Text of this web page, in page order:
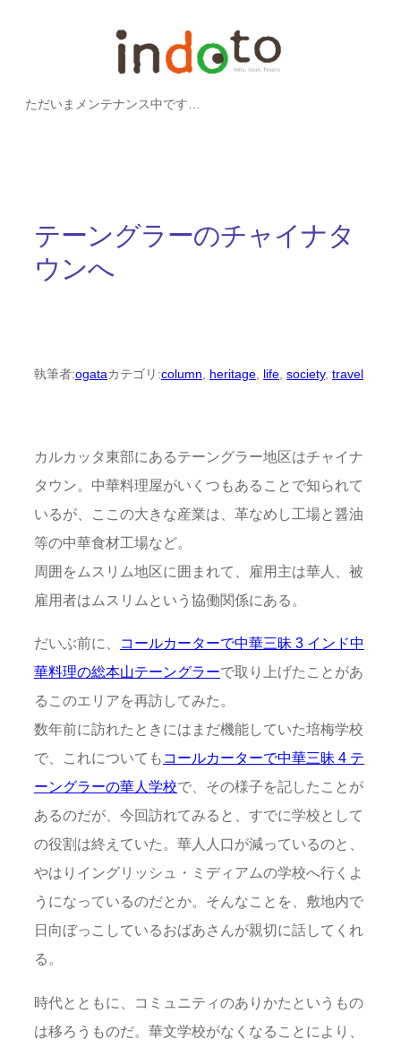
ただいまメンテナンス中です…
テーングラーのチャイナタ
ウンへ
執筆者:ogataカテゴリ:column, heritage, life, society, travel
カルカッタ東部にあるテーングラー地区はチャイナ
タウン。中華料理屋がいくつもあることで知られて
いるが、ここの大きな産業は、革なめし工場と醤油
等の中華食材工場など。
周囲をムスリム地区に囲まれて、雇用主は華人、被
雇用者はムスリムという協働関係にある。
だいぶ前に、
コールカーターで中華三昧 3 インド中
華料理の総本山テーングラーで取り上げたことがあ
るこのエリアを再訪してみた。
数年前に訪れたときにはまだ機能していた培梅学校
で、これについても コールカーターで中華三昧 4 テ
ーングラーの華人学校で、その様子を記したことが
あるのだが、今回訪れてみると、すでに学校として
の役割は終えていた。華人人口が減っているのと、
やはりイングリッシュ・ミディアムの学校へ行くよ
うになっているのだとか。そんなことを、敷地内で
日向ぼっこしているおばあさんが親切に話してくれ
る。
時代とともに、コミュニティのありかたというもの
は移ろうものだ。華文学校がなくなることにより、